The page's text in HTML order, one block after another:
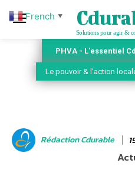
Solutions pour agir &
PHVA - L'essentiel
Le pouvoir & l'action
Rédaction Cdurable
French ▼